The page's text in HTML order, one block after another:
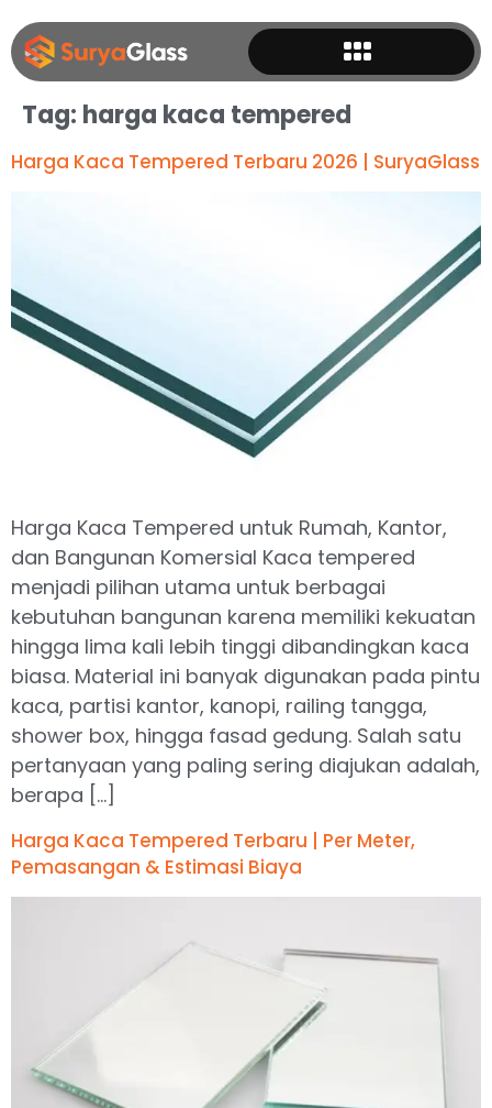
Tag: harga kaca tempered
Harga Kaca Tempered Terbaru 2026 | SuryaGlass
Harga Kaca Tempered untuk Rumah, Kantor,
dan Bangunan Komersial Kaca tempered
menjadi pilihan utama untuk berbagai
kebutuhan bangunan karena memiliki kekuatan
hingga lima kali lebih tinggi dibandingkan kaca
biasa. Material ini banyak digunakan pada pintu
kaca, partisi kantor, kanopi, railing tangga,
shower box, hingga fasad gedung. Salah satu
pertanyaan yang paling sering diajukan adalah,
berapa […]
Harga Kaca Tempered Terbaru | Per Meter,
Pemasangan & Estimasi Biaya